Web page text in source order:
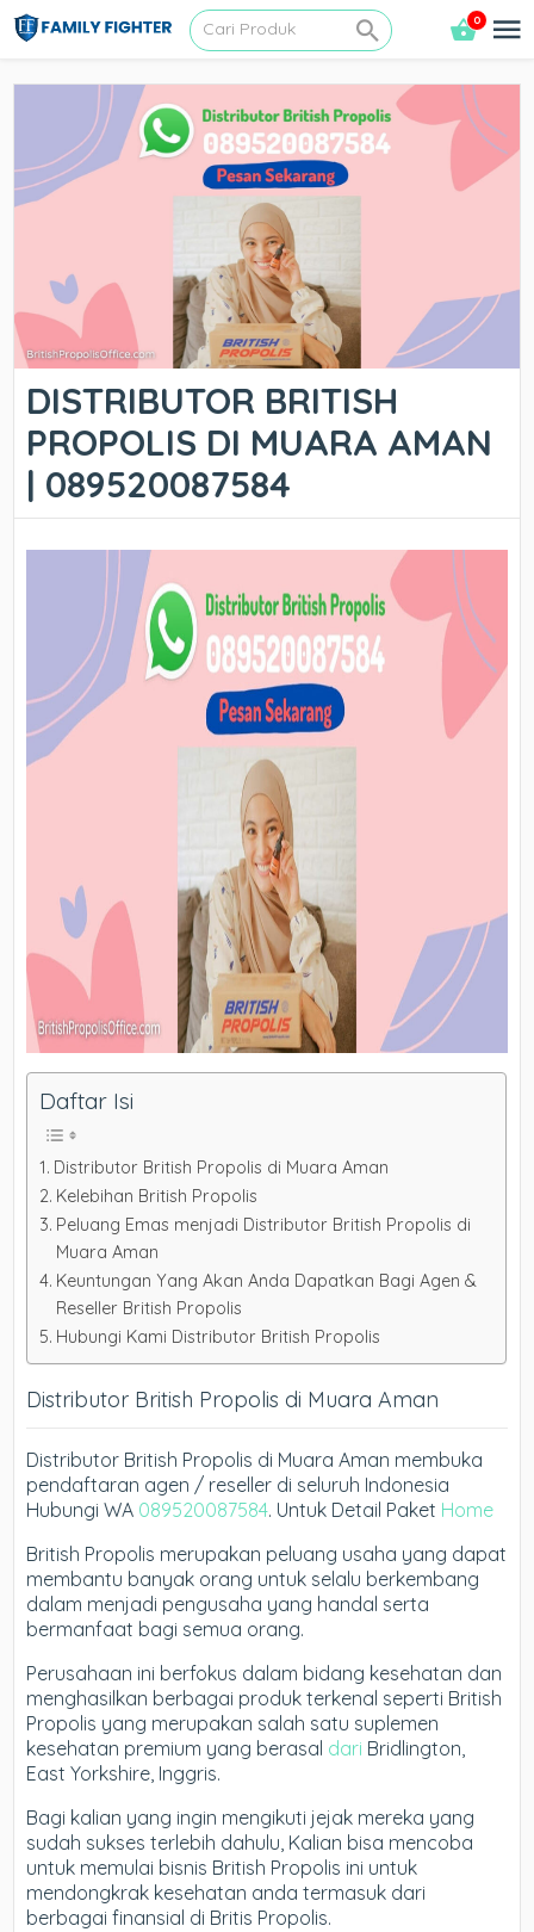
0
DISTRIBUTOR BRITISH
PROPOLIS DI MUARA AMAN
| 089520087584
Daftar Isi
Distributor British Propolis di Muara Aman
Kelebihan British Propolis
Peluang Emas menjadi Distributor British Propolis di
Muara Aman
Keuntungan Yang Akan Anda Dapatkan Bagi Agen &
Reseller British Propolis
Hubungi Kami Distributor British Propolis
Distributor British Propolis di Muara Aman
Distributor British Propolis di Muara Aman membuka
pendaftaran agen / reseller di seluruh Indonesia
Hubungi WA 089520087584. Untuk Detail Paket Home
British Propolis merupakan peluang usaha yang dapat
membantu banyak orang untuk selalu berkembang
dalam menjadi pengusaha yang handal serta
bermanfaat bagi semua orang.
Perusahaan ini berfokus dalam bidang kesehatan dan
menghasilkan berbagai produk terkenal seperti British
Propolis yang merupakan salah satu suplemen
kesehatan premium yang berasal dari Bridlington,
East Yorkshire, Inggris.
Bagi kalian yang ingin mengikuti jejak mereka yang
sudah sukses terlebih dahulu, Kalian bisa mencoba
untuk memulai bisnis British Propolis ini untuk
mendongkrak kesehatan anda termasuk dari
berbagai finansial di Britis Propolis.